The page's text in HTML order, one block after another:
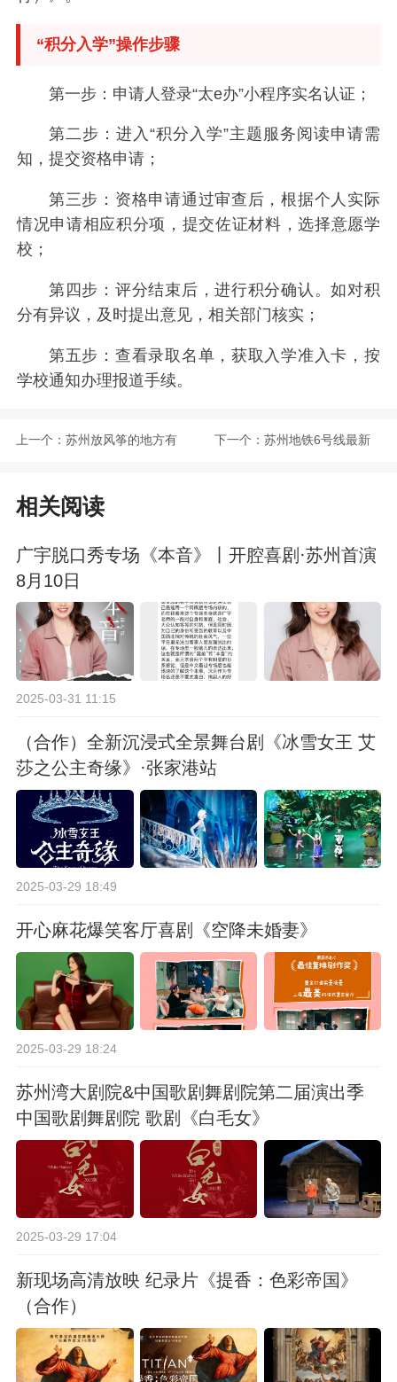
“积分入学”操作步骤
第一步：申请人登录“太e办”小程序实名认证；
第二步：进入“积分入学”主题服务阅读申请需
知，提交资格申请；
第三步：资格申请通过审查后，根据个人实际
情况申请相应积分项，提交佐证材料，选择意愿学
校；
第四步：评分结束后，进行积分确认。如对积
分有异议，及时提出意见，相关部门核实；
第五步：查看录取名单，获取入学准入卡，按
学校通知办理报道手续。
上一个： 苏州放风筝的地方有 下一个： 苏州地铁6号线最新
相关阅读
广宇脱口秀专场《本音》丨开腔喜剧·苏州首演
8月10日
2025-03-31 11:15
（合作）全新沉浸式全景舞台剧《冰雪女王 艾
莎之公主奇缘》·张家港站
2025-03-29 18:49
开心麻花爆笑客厅喜剧《空降未婚妻》
2025-03-29 18:24
苏州湾大剧院&中国歌剧舞剧院第二届演出季
中国歌剧舞剧院 歌剧《白毛女》
2025-03-29 17:04
新现场高清放映 纪录片《提香：色彩帝国》
（合作）